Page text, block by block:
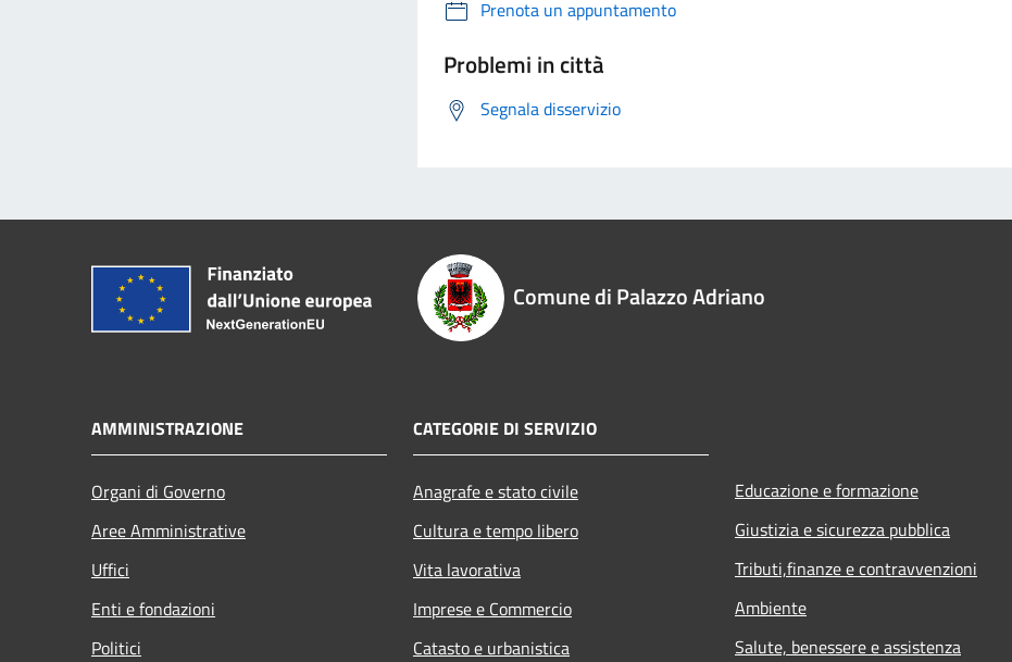
Prenota un appuntamento
Problemi in città
Segnala disservizio
Comune di Palazzo Adriano
AMMINISTRAZIONE
Organi di Governo
Aree Amministrative
Uffici
Enti e fondazioni
Politici
CATEGORIE DI SERVIZIO
Anagrafe e stato civile
Cultura e tempo libero
Vita lavorativa
Imprese e Commercio
Catasto e urbanistica
Educazione e formazione
Giustizia e sicurezza pubblica
Tributi,finanze e contravvenzioni
Ambiente
Salute, benessere e assistenza